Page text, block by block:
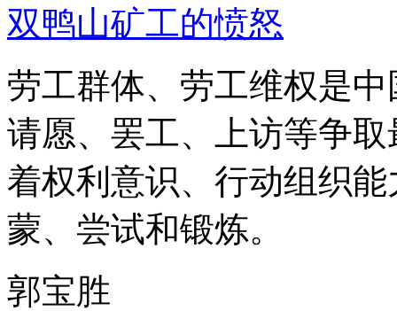
双鸭山矿工的愤怒
劳工群体、劳工维权是
请愿、罢工、上访等争
着权利意识、行动组织
蒙、尝试和锻炼。
郭宝胜